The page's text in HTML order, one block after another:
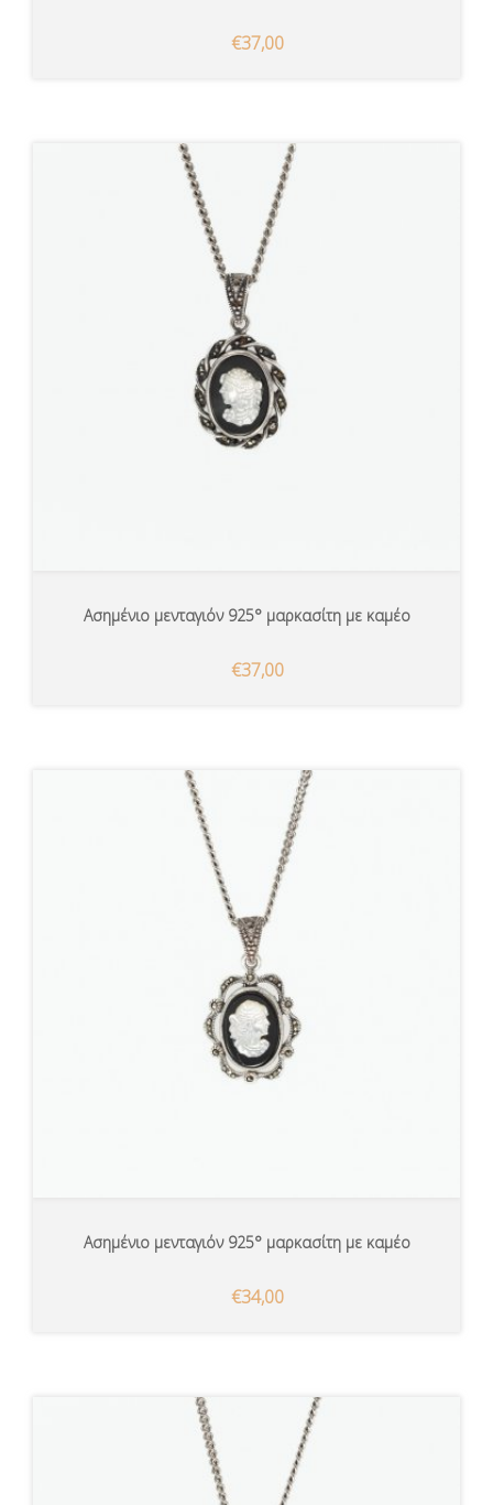
€37,00
Ασημένιο μενταγιόν 925° μαρκασίτη με καμέο
€37,00
Ασημένιο μενταγιόν 925° μαρκασίτη με καμέο
€34,00